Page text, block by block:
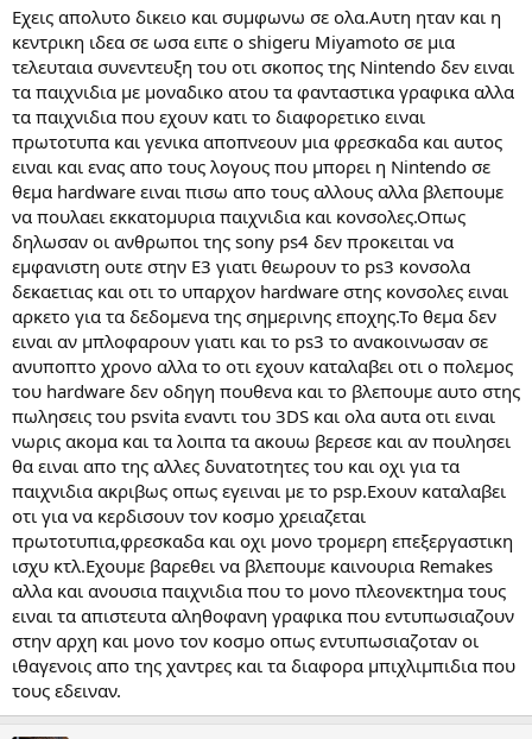
Όσον αφορά την Apple, μέχρι πριν το iPhone πόσοι ήταν οι
χρήστες Mac; Ξεχνάτε ότι πριν 10 χρόνια ήταν έτοιμη να κλείσει;
Εκμεταλλεύτηκε ένα "κενό" της αγοράς και έχτισε αυτοκρατορία,
αυτή τη στιγμή έχει το momentum, αύριο μπορεί να μην υπάρχει
καν, ειδικά αν βγάζει προϊόντα σαν το Apple TV. Αυτό γιατί δε το
αγοράζει ο κόσμος; έχει κι αυτό σηματάκι
Στο θέμα τώρα:
Όλοι ψάχνουν τα λεφτά και τα λεφτά είναι αλλού, το λέω, το
ξαναλέω και θα το ξαναξαναλέω.
Η Nintendo χάραξε τη πορεία των πραγμάτων , παιχνίδι για
όλους και όχι μόνο γι' αυτούς που θέλουν να τρέχουν με την
καραμπίνα ανά χείρας.
Συνέχισε η φρενίτιδα του Facebookτου farmville και όλων
αυτών των social games.
Έχουν αλλάξει τόσο πολύ τα πράγματα και εμείς απλά
αρνιόμαστε να το παραδεχτούμε. Η Facebook και η Google
βγάζουν τα άντερα τους μόνο από τις διαφημίσειςχωρίς να
έχουν φτιάξει hardware αλλά ούτε και παιχνίδια!
Αυτοί που φτιάχνουν παιχνίδια αρνούνται να σπρώξουν τα
φράγκα που δίνανε πριν 2+ χρόνια στις κονσόλες, γιατί μπορούν
να βγάλουν πολλαπλάσια σε άλλες πλατφόρμες. Ποιος θα πάει να
δώσει δεκάδες μύρια σε έναν ΑΑΑ τίτλο που θα είναι παρόμοιος
με 10 άλλους τίτλους; Ή πιστεύετε ότι είναι τόσο εύκολο να
έρθουν με κάτι τόσο καινούριο και καινοτόμο ώστε να σε κάνουν
να δώσεις 40/50?και να βγάλουν τα λεφτά που έριξαν;
Θα πάνε να φτιάξουν κάτι με το 1/10 του κόστους, να το
Εχεις απολυτο δικειο και συμφωνω σε ολα.Αυτη ηταν και η
κεντρικη ιδεα σε ωσα ειπε ο shigeru Miyamoto σε μια
τελευταια συνεντευξη του οτι σκοπος της Nintendo δεν ειναι
τα παιχνιδια με μοναδικο ατου τα φανταστικα γραφικα αλλα
τα παιχνιδια που εχουν κατι το διαφορετικο ειναι
πρωτοτυπα και γενικα αποπνεουν μια φρεσκαδα και αυτος
ειναι και ενας απο τους λογους που μπορει η Nintendo σε
θεμα hardware ειναι πισω απο τους αλλους αλλα βλεπουμε
να πουλαει εκκατομυρια παιχνιδια και κονσολες.Οπως
δηλωσαν οι ανθρωποι της sony ps4 δεν προκειται να
εμφανιστη ουτε στην Ε3 γιατι θεωρουν το ps3 κονσολα
δεκαετιας και οτι το υπαρχον hardware στης κονσολες ειναι
αρκετο για τα δεδομενα της σημερινης εποχης.Το θεμα δεν
ειναι αν μπλοφαρουν γιατι και το ps3 το ανακοινωσαν σε
ανυποπτο χρονο αλλα το οτι εχουν καταλαβει οτι ο πολεμος
του hardware δεν οδηγη πουθενα και το βλεπουμε αυτο στης
πωλησεις του psvita εναντι του 3DS και ολα αυτα οτι ειναι
νωρις ακομα και τα λοιπα τα ακουω βερεσε και αν πουλησει
θα ειναι απο της αλλες δυνατοτητες του και οχι για τα
παιχνιδια ακριβως οπως εγειναι με το psp.Exουν καταλαβει
οτι για να κερδισουν τον κοσμο χρειαζεται
πρωτοτυπια,φρεσκαδα και οχι μονο τρομερη επεξεργαστικη
ισχυ κτλ.Εχουμε βαρεθει να βλεπουμε καινουρια Remakes
αλλα και ανουσια παιχνιδια που το μονο πλεονεκτημα τους
ειναι τα απιστευτα αληθοφανη γραφικα που εντυπωσιαζουν
στην αρχη και μονο τον κοσμο οπως εντυπωσιαζοταν οι
ιθαγενοις απο της χαντρες και τα διαφορα μπιχλιμπιδια που
τους εδειναν.